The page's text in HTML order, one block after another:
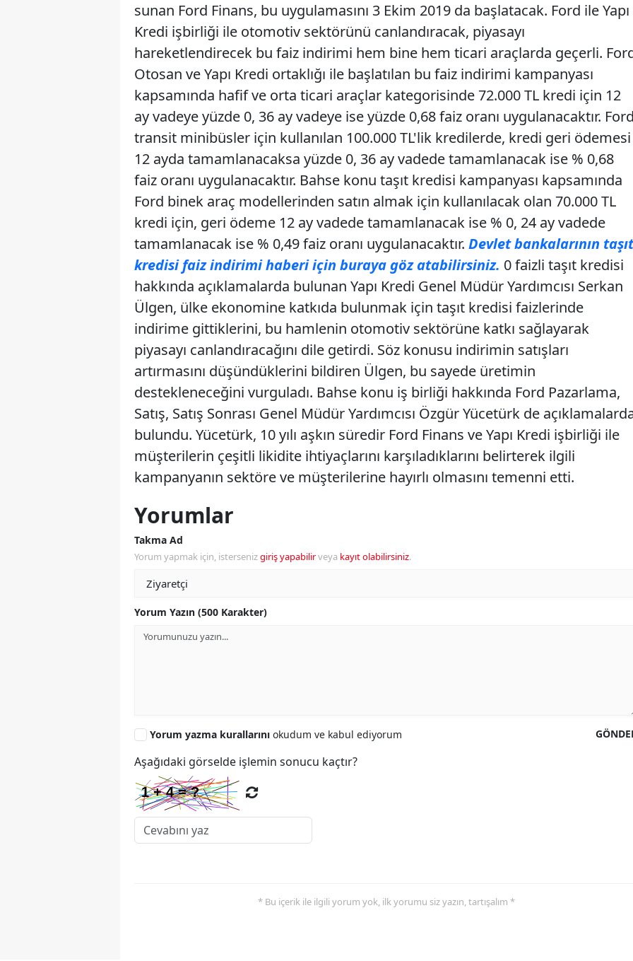
sunan Ford Finans, bu uygulamasını 3 Ekim 2019 da başlatacak. Ford ile Yapı
Kredi işbirliği ile otomotiv sektörünü canlandıracak, piyasayı
hareketlendirecek bu faiz indirimi hem bine hem ticari araçlarda geçerli.
Otosan ve Yapı Kredi ortaklığı ile başlatılan bu faiz indirimi kampanyası
kapsamında hafif ve orta ticari araçlar kategorisinde 72.000 TL kredi için 12
ay vadeye yüzde 0, 36 ay vadeye ise yüzde 0,68 faiz oranı uygulanacaktır.
transit minibüsler için kullanılan 100.000 TL'lik kredilerde, kredi geri ödemesi
12 ayda tamamlanacaksa yüzde 0, 36 ay vadede tamamlanacak ise % 0,68
faiz oranı uygulanacaktır. Bahse konu taşıt kredisi kampanyası kapsamında
Ford binek araç modellerinden satın almak için kullanılacak olan 70.000 TL
kredi için, geri ödeme 12 ay vadede tamamlanacak ise % 0, 24 ay vadede
tamamlanacak ise % 0,49 faiz oranı uygulanacaktır. Devlet bankalarının taşıt
kredisi faiz indirimi haberi için buraya göz atabilirsiniz. 0 faizli taşıt kredisi
hakkında açıklamalarda bulunan Yapı Kredi Genel Müdür Yardımcısı Serkan
Ülgen, ülke ekonomine katkıda bulunmak için taşıt kredisi faizlerinde
indirime gittiklerini, bu hamlenin otomotiv sektörüne katkı sağlayarak
piyasayı canlandıracağını dile getirdi. Söz konusu indirimin satışları
artırmasını düşündüklerini bildiren Ülgen, bu sayede üretimin
destekleneceğini vurguladı. Bahse konu iş birliği hakkında Ford Pazarlama,
Satış, Satış Sonrası Genel Müdür Yardımcısı Özgür Yücetürk de
bulundu. Yücetürk, 10 yılı aşkın süredir Ford Finans ve Yapı Kredi işbirliği ile
müşterilerin çeşitli likidite ihtiyaçlarını karşıladıklarını belirterek ilgili
kampanyanın sektöre ve müşterilerine hayırlı olmasını temenni etti.
Yorumlar
Takma Ad
Yorum yapmak için, istersenizgiriş yapabilirveya kayıt olabilirsiniz.
Yorum Yazın (500 Karakter)
Yorum yazma kurallarını okudum ve kabul ediyorum
Aşağıdaki görselde işlemin sonucu kaçtır?
* Bu içerik ile ilgili yorum yok, ilk yorumu siz yazın, tartışalım *